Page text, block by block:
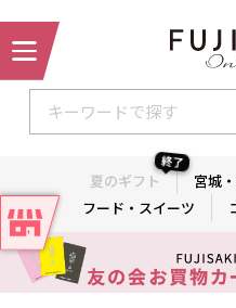
夏のギフト
終了
宮城
フード・スイーツ